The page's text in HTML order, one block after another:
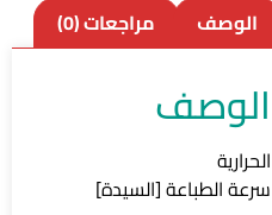
الوصف مراجعات (0)
الوصف
الحرارية
سرعة الطباعة [السيدة]